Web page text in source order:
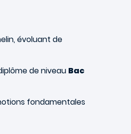
évoluant de
de niveau Bac
fondamentales